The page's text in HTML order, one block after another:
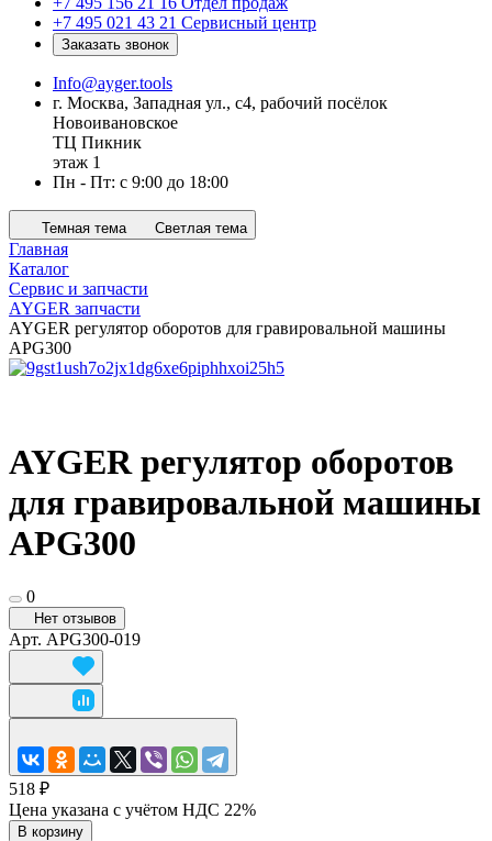
+7 495 021 43 21 Cервисный центр
Заказать звонок
Info@ayger.tools
г. Москва, Западная ул., с4, рабочий посёлок
Новоивановское
ТЦ Пикник
этаж 1
Пн - Пт: с 9:00 до 18:00
Темная тема Светлая тема
Главная
Каталог
Сервис и запчасти
AYGER запчасти
AYGER регулятор оборотов для гравировальной машины
APG300
AYGER регулятор оборотов
для гравировальной машины
APG300
0
Нет отзывов
Арт. APG300-019
518 ₽
Цена указана с учётом НДС 22%
В корзину